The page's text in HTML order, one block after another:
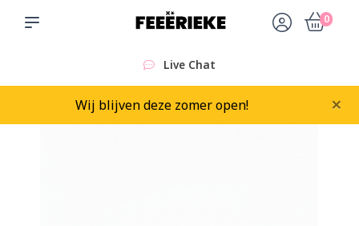
0
Live Chat
Wij blijven deze zomer open! ×